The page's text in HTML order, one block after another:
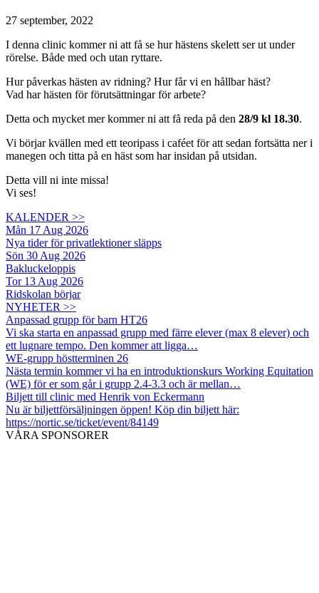
27 september, 2022
I denna clinic kommer ni att få se hur hästens skelett ser ut under
rörelse. Både med och utan ryttare.
Hur påverkas hästen av ridning? Hur får vi en hållbar häst?
Vad har hästen för förutsättningar för arbete?
Detta och mycket mer kommer ni att få reda på den 28/9 kl 18.30.
Vi börjar kvällen med ett teoripass i caféet för att sedan fortsätta ner i
manegen och titta på en häst som har insidan på utsidan.
Detta vill ni inte missa!
Vi ses!
KALENDER >>
Mån 17 Aug 2026
Nya tider för privatlektioner släpps
Sön 30 Aug 2026
Bakluckeloppis
Tor 13 Aug 2026
Ridskolan börjar
NYHETER >>
Anpassad grupp för barn HT26
Vi ska starta en anpassad grupp med färre elever (max 8 elever) och
ett lugnare tempo. Den kommer att ligga…
WE-grupp höstterminen 26
Nästa termin kommer vi ha en introduktionskurs Working Equitation
(WE) för er som går i grupp 2.4-3.3 och är mellan…
Biljett till clinic med Henrik von Eckermann
Nu är biljettförsäljningen öppen! Köp din biljett här:
https://nortic.se/ticket/event/84149
VÅRA SPONSORER